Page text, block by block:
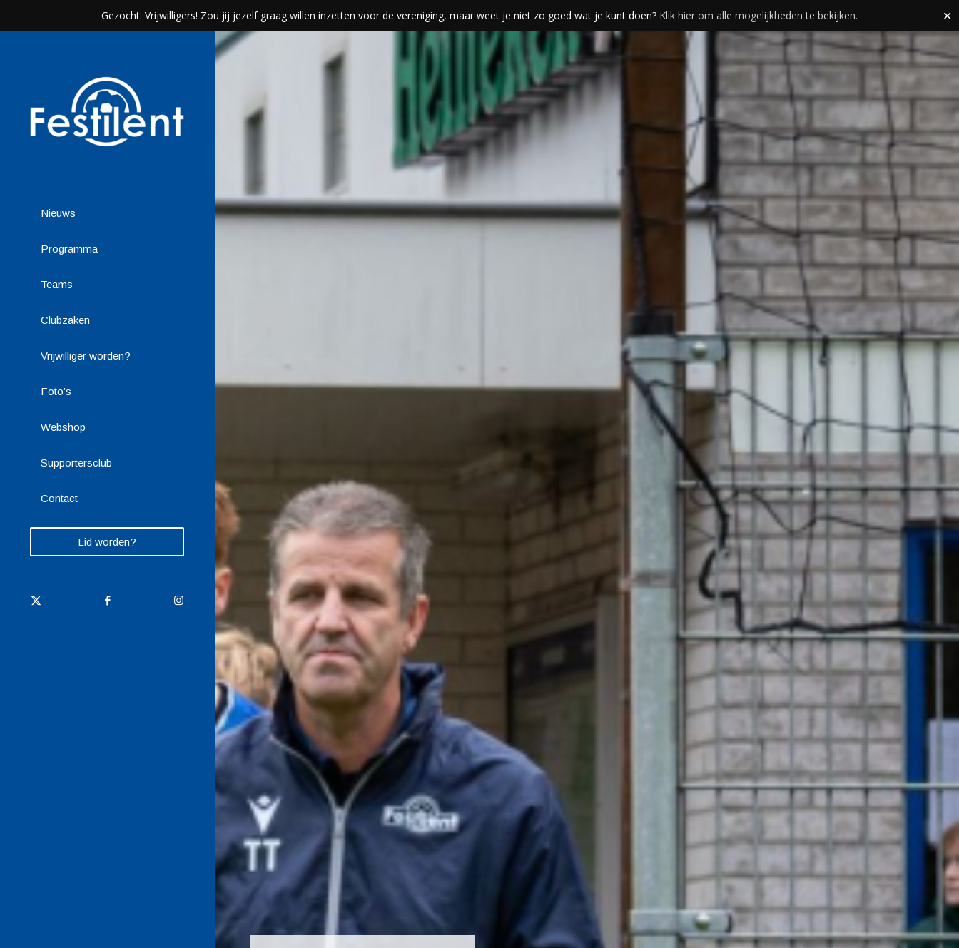
Gezocht: Vrijwilligers! Zou jij jezelf graag willen inzetten voor de vereniging, maar weet je niet zo goed wat je kunt doen? Klik hier om alle mogelijkheden te bekijken. ✕
Nieuws
Programma
Teams
Clubzaken
Vrijwilliger worden?
Foto’s
Webshop
Supportersclub
Contact
Lid worden?